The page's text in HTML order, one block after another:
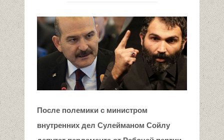
После полемики с министром
внутренних дел Сулейманом Сойлу